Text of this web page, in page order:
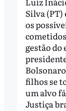
Silva
os
gestão do
filhos se
um alvo
Justiça